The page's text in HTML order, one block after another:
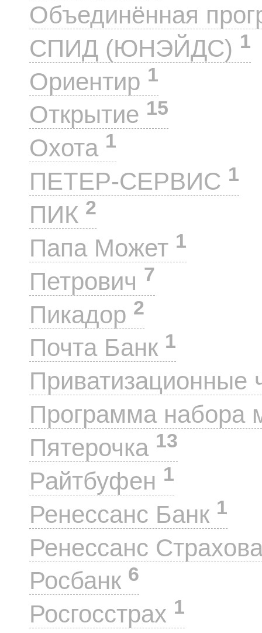
Объединённая
СПИД (ЮНЭЙДС) 1
Ориентир 1
Открытие 15
Охота 1
ПЕТЕР-СЕРВИС 1
ПИК 2
Папа Может 1
Петрович 7
Пикадор 2
Почта Банк 1
Приватизационные
Программа набора
Пятерочка 13
Райтбуфен 1
Ренессанс Банк 1
Ренессанс
Росбанк 6
Росгосстрах 1